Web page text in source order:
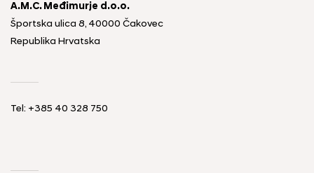
A.M.C. Međimurje d.o.o.
Športska ulica 8, 40000 Čakovec
Republika Hrvatska
Tel: +385 40 328 750